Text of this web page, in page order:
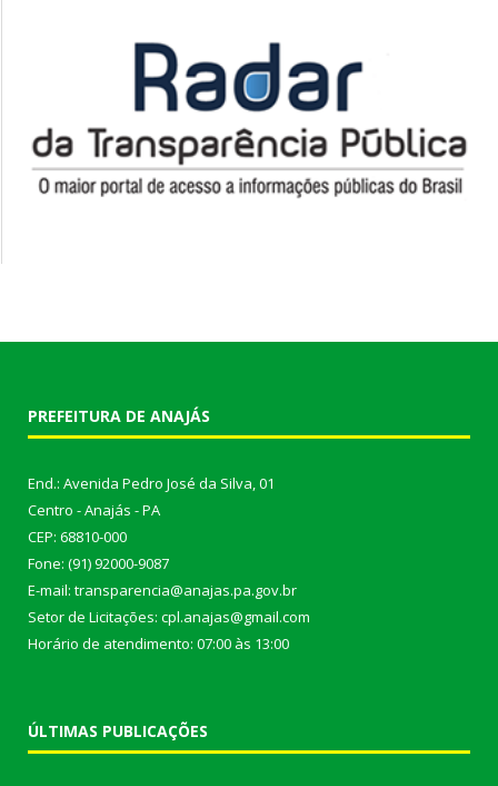
PREFEITURA DE ANAJÁS
End.: Avenida Pedro José da Silva, 01
Centro - Anajás - PA
CEP: 68810-000
Fone: (91) 92000-9087
E-mail: transparencia@anajas.pa.gov.br
Setor de Licitações: cpl.anajas@gmail.com
Horário de atendimento: 07:00 às 13:00
ÚLTIMAS PUBLICAÇÕES